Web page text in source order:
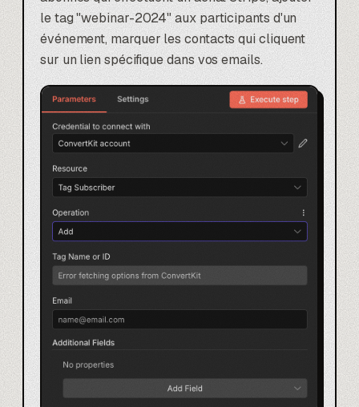
le tag "webinar-2024" aux participants d'un
événement, marquer les contacts qui cliquent
sur un lien spécifique dans vos emails.